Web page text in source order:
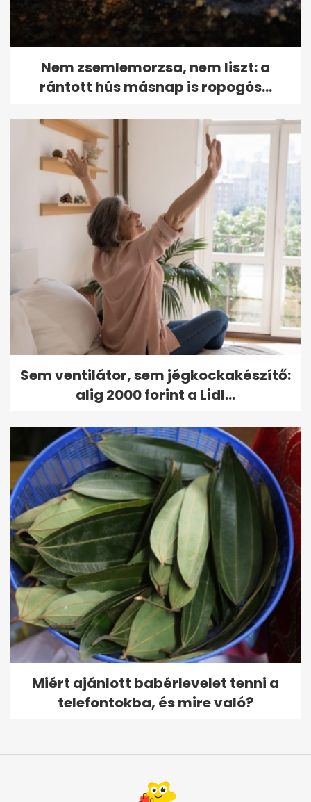
Nem zsemlemorzsa, nem liszt: a
rántott hús másnap is ropogós...
Sem ventilátor, sem jégkockakészítő:
alig 2000 forint a Lidl...
Miért ajánlott babérlevelet tenni a
telefontokba, és mire való?